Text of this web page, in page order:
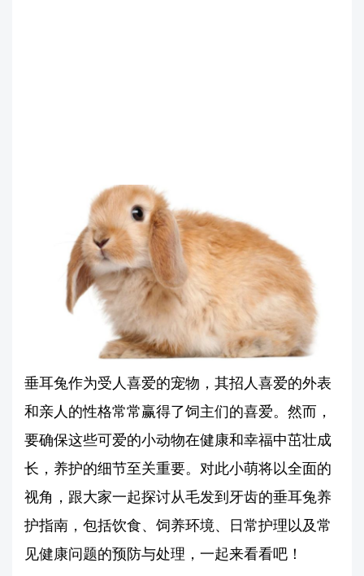
垂耳兔作为受人喜爱的宠物，其招人喜爱的外表
和亲人的性格常常赢得了饲主们的喜爱。然而，
要确保这些可爱的小动物在健康和幸福中茁壮成
长，养护的细节至关重要。对此小萌将以全面的
视角，跟大家一起探讨从毛发到牙齿的垂耳兔养
护指南，包括饮食、饲养环境、日常护理以及常
见健康问题的预防与处理，一起来看看吧！